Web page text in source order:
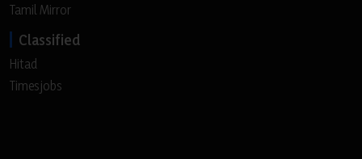
Tamil Mirror
Classified
Hitad
Timesjobs